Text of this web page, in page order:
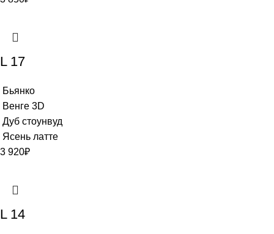
L 17
Бьянко
Венге 3D
Дуб стоунвуд
Ясень латте
3 920₽
L 14